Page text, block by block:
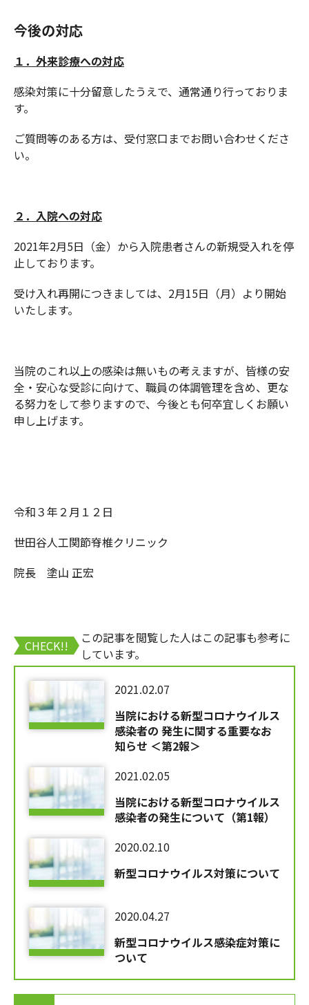
今後の対応
１．外来診療への対応
感染対策に十分留意したうえで、通常通り行っておりま
す。
ご質問等のある方は、受付窓口までお問い合わせくださ
い。
２．入院への対応
2021年2月5日（金）から入院患者さんの新規受入れを停
止しております。
受け入れ再開につきましては、2月15日（月）より開始
いたします。
当院のこれ以上の感染は無いもの考えますが、皆様の安
全・安心な受診に向けて、職員の体調管理を含め、更な
る努力をして参りますので、今後とも何卒宜しくお願い
申し上げます。
令和３年２月１２日
世田谷人工関節脊椎クリニック
院長 塗山 正宏
CHECK!!
この記事を閲覧した人はこの記事も参考に
しています。
2021.02.07
当院における新型コロナウイルス
感染者の 発生に関する重要なお
知らせ ＜第2報＞
2021.02.05
当院における新型コロナウイルス
感染者の発生について（第1報）
2020.02.10
新型コロナウイルス対策について
2020.04.27
新型コロナウイルス感染症対策に
ついて